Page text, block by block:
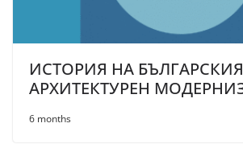
ИСТОРИЯ НА БЪЛГАРСКИЯ
АРХИТЕКТУРЕН
6 months